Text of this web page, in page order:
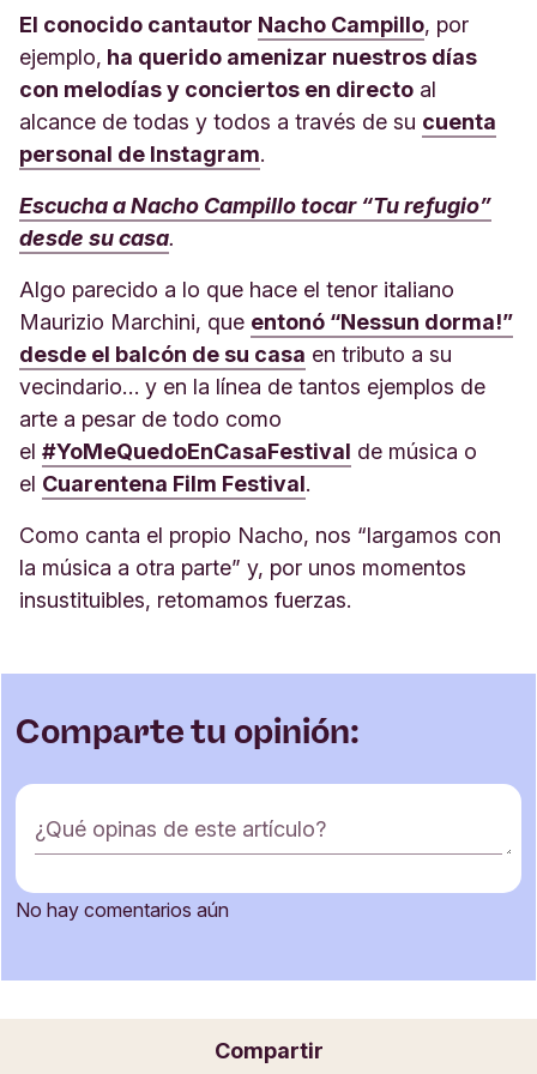
El conocido cantautor Nacho Campillo, por
ejemplo, ha querido amenizar nuestros días
con melodías y conciertos en directo al
alcance de todas y todos a través de su cuenta
personal de Instagram.
Escucha a Nacho Campillo tocar “Tu refugio”
desde su casa.
Algo parecido a lo que hace el tenor italiano
Maurizio Marchini, que entonó “Nessun dorma!”
desde el balcón de su casa en tributo a su
vecindario… y en la línea de tantos ejemplos de
arte a pesar de todo como
el #YoMeQuedoEnCasaFestival de música o
el Cuarentena Film Festival.
Como canta el propio Nacho, nos “largamos con
la música a otra parte” y, por unos momentos
insustituibles, retomamos fuerzas.
Comparte tu opinión:
F
o
m
a
¿Qué opinas de este artículo?
Correo electrónico
No hay comentarios aún
Compartir